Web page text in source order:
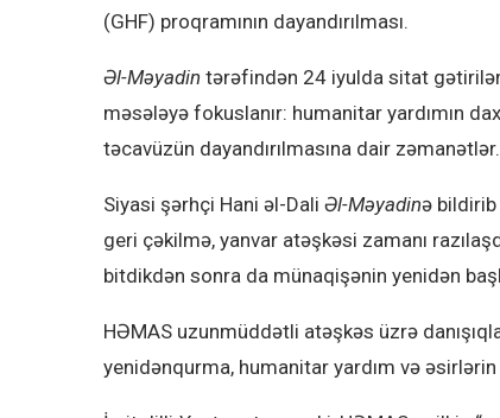
(GHF) proqramının dayandırılması.
Əl-Məyadin tərəfindən 24 iyulda sitat
məsələyə fokuslanır: humanitar yardımın
təcavüzün dayandırılmasına dair zəmanətlər.
Siyasi şərhçi Hani əl-Dali Əl-Məyadinə bildirib
geri çəkilmə, yanvar atəşkəsi zamanı
bitdikdən sonra da münaqişənin yenidən
HƏMAS uzunmüddətli atəşkəs üzrə
yenidənqurma, humanitar yardım və